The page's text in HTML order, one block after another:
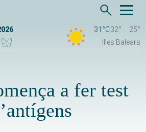
31°C32°
25°
Illes Balears
a fer test